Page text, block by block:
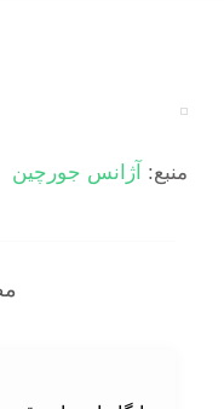
منبع:آژانس جورچین